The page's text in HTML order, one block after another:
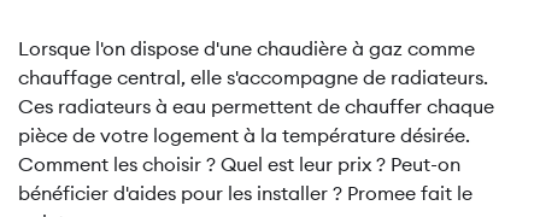
Lorsque l'on dispose d'une chaudière à gaz comme
chauffage central, elle s'accompagne de radiateurs.
Ces radiateurs à eau permettent de chauffer chaque
pièce de votre logement à la température désirée.
Comment les choisir ? Quel est leur prix ? Peut-on
bénéficier d'aides pour les installer ? Promee fait le